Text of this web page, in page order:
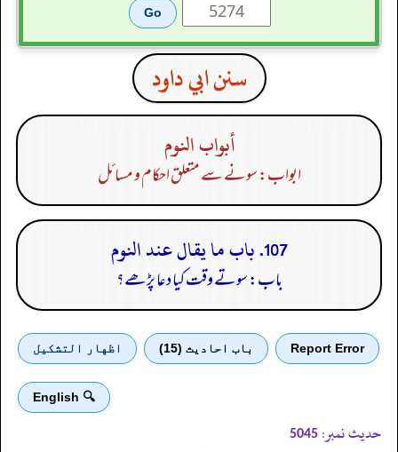
سنن ابي داود
أبواب النوم
ابواب: سونے سے متعلق احکام و مسائل
107. باب ما يقال عند النوم
باب: سوتے وقت کیا دعا پڑھے؟
Report Error باب احادیث (15) اظهار التشكيل
🔍 English
حدیث نمبر: 5045